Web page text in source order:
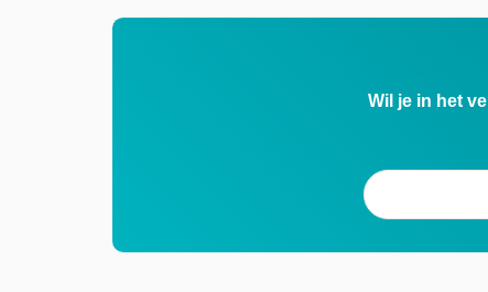
Wil je in het